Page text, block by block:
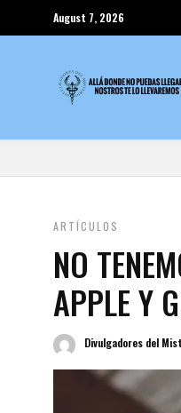
August 7, 2026
ARTÍCULOS
NO
APPLE Y
Divulgadores del